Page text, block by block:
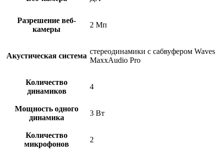
Разрешение веб-
камеры
2 Мп
Акустическая система
стереодинамики с сабвуфером Waves
MaxxAudio Pro
Количество
динамиков
4
Мощность одного
динамика
3 Вт
Количество
микрофонов
2